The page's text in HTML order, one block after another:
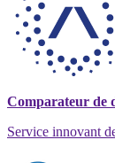
Comparateur de
Service innovant